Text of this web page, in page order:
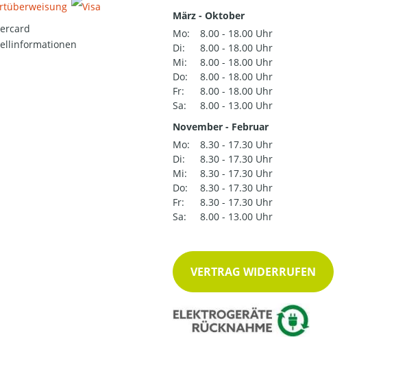
März - Oktober
Mo:
8.00 - 18.00 Uhr
Di:
8.00 - 18.00 Uhr
Mi:
8.00 - 18.00 Uhr
Do:
8.00 - 18.00 Uhr
Fr:
8.00 - 18.00 Uhr
Sa:
8.00 - 13.00 Uhr
November - Februar
Mo:
8.30 - 17.30 Uhr
Di:
8.30 - 17.30 Uhr
Mi:
8.30 - 17.30 Uhr
Do:
8.30 - 17.30 Uhr
Fr:
8.30 - 17.30 Uhr
Sa:
8.00 - 13.00 Uhr
VERTRAG WIDERRUFEN